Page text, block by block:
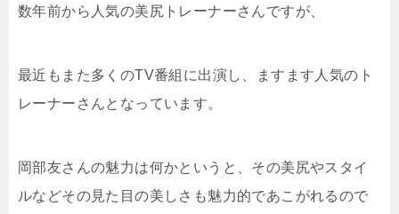
数年前から人気の美尻トレーナーさんですが、
最近もまた多くのTV番組に出演し、ますます人気のト
レーナーさんとなっています。
岡部友さんの魅力は何かというと、その美尻やスタイ
ルなどその見た目の美しさも魅力的であこがれるので